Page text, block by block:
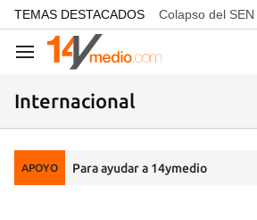
common.go-to-content
TEMAS DESTACADOS Colapso del SEN
Navegación
Internacional
APOYO Para ayudar a 14ymedio